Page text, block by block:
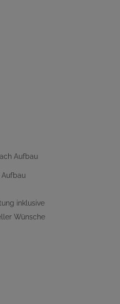
Aufbau
inklusive
Wünsche